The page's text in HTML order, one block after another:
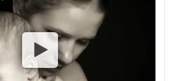
Thông Minh Không Phải Là Trí Tuệ
Sợ Đàn Bà Đẹp, Nhưng Thích Trong Tình
Yêu?